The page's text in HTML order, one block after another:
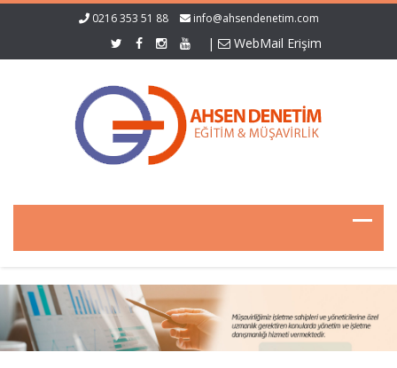
0216 353 51 88 info@ahsendenetim.com
| WebMail Erişim